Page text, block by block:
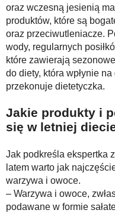
oraz wczesną jesienią
produktów, które są
oraz przeciwutleniacze.
wody, regularnych
które zawierają
do diety, która wpłynie
przekonuje dietetyczka.
Jakie produkty i
się w letniej
Jak podkreśla ekspertka
latem warto jak
warzywa i owoce.
– Warzywa i owoce,
podawane w formie